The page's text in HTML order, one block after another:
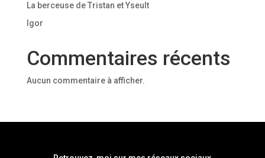
La berceuse de Tristan et Yseult
Igor
Commentaires récents
Aucun commentaire à afficher.